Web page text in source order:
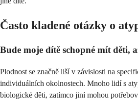
Často kladené otázky o
Bude moje dítě schopné mít děti,
Plodnost se značně liší v závislosti na
individuálních okolnostech. Mnoho lidí s
biologické děti, zatímco jiní mohou